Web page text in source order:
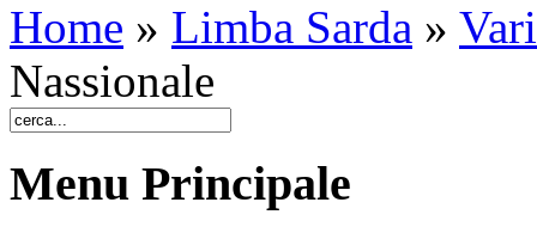
Home » Limba Sarda »
Nassionale
Menu Principale